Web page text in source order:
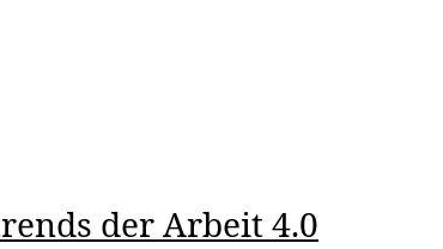
der Arbeit 4.0